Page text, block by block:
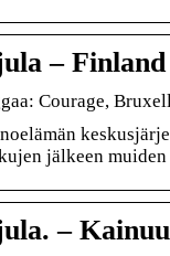
–
Courage,
jälkeen
–